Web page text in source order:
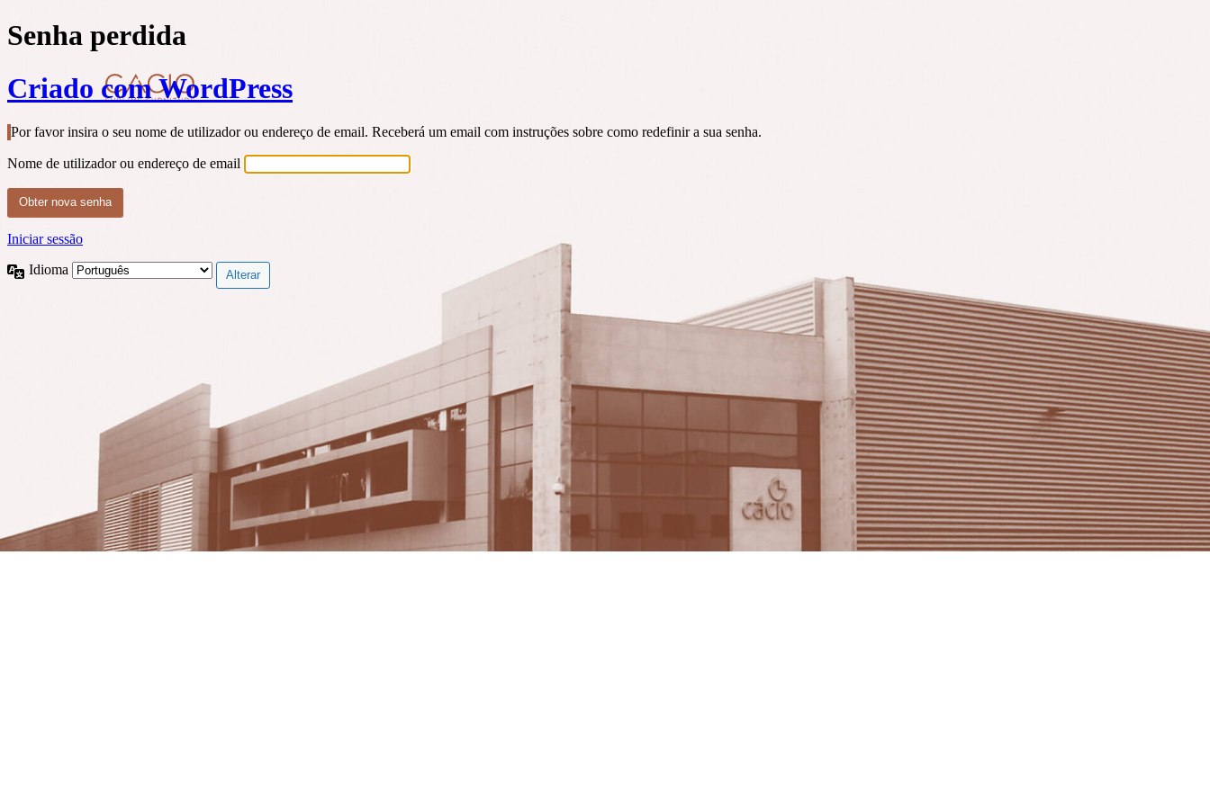
Senha perdida
Criado com WordPress
Por favor insira o seu nome de utilizador ou endereço de email. Receberá um email com instruções sobre como redefinir a sua senha.
Nome de utilizador ou endereço de email
Iniciar sessão
Idioma